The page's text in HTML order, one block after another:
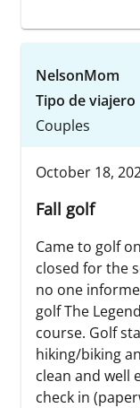
NelsonMom
Tipo de viajero
Couples
October 18,
Fall golf
Came to golf
closed for the
no one
golf The
course. Golf
hiking/biking
clean and well
check in